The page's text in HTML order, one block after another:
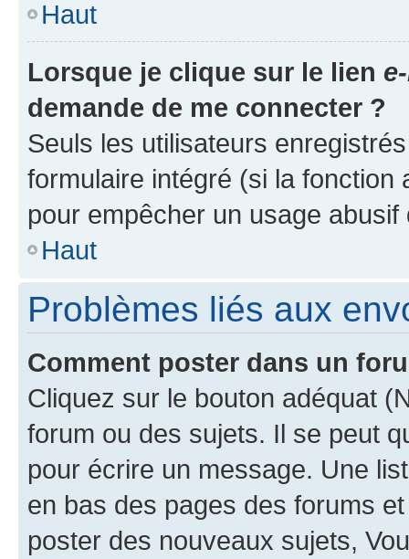
Haut
Lorsque je clique sur le lien
demande de me connecter ?
Seuls les utilisateurs
formulaire intégré (si la fonction
pour empêcher un usage
Haut
Problèmes liés aux
Comment poster dans un
Cliquez sur le bouton adéquat
forum ou des sujets. Il se peut
pour écrire un message. Une
en bas des pages des forums
poster des nouveaux sujets,